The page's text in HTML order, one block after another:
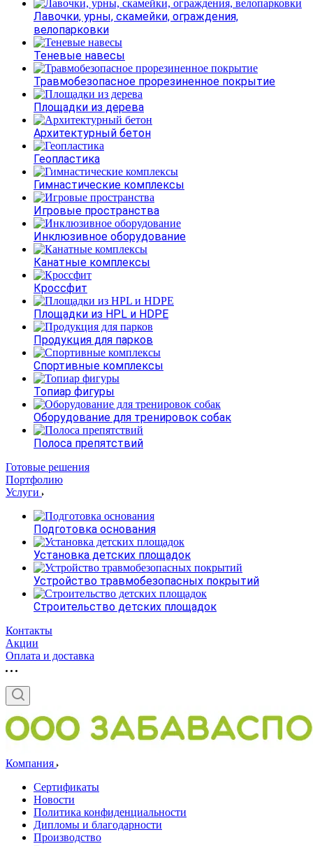
Лавочки, урны, скамейки, ограждения,
велопарковки
Теневые навесы
Травмобезопасное прорезиненное покрытие
Площадки из дерева
Архитектурный бетон
Геопластика
Гимнастические комплексы
Игровые пространства
Инклюзивное оборудование
Канатные комплексы
Кроссфит
Площадки из HPL и HDPE
Продукция для парков
Спортивные комплексы
Топиар фигуры
Оборудование для тренировок собак
Полоса препятствий
Готовые решения
Портфолию
Услуги
Подготовка основания
Установка детских площадок
Устройство травмобезопасных покрытий
Строительство детских площадок
Контакты
Акции
Оплата и доставка
Компания
Сертификаты
Новости
Политика конфиденциальности
Дипломы и благодарности
Производство